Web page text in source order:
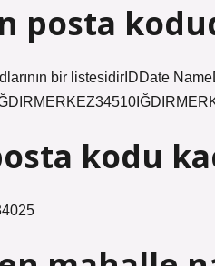
posta
bir listesidirIDDate
kodu